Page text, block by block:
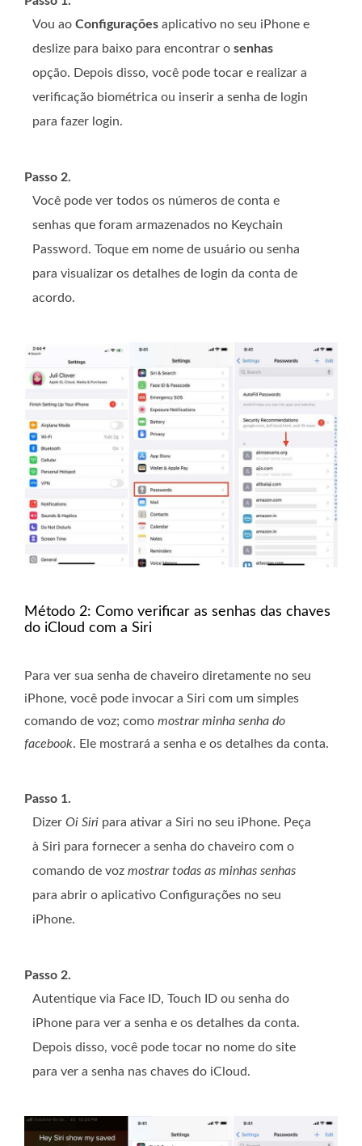
Vou ao Configurações aplicativo no seu iPhone e
deslize para baixo para encontrar o senhas
opção. Depois disso, você pode tocar e realizar a
verificação biométrica ou inserir a senha de login
para fazer login.
Passo 2.
Você pode ver todos os números de conta e
senhas que foram armazenados no Keychain
Password. Toque em nome de usuário ou senha
para visualizar os detalhes de login da conta de
acordo.
Método 2: Como verificar as senhas das chaves
do iCloud com a Siri
Para ver sua senha de chaveiro diretamente no seu
iPhone, você pode invocar a Siri com um simples
comando de voz; como mostrar minha senha do
facebook. Ele mostrará a senha e os detalhes da conta.
Passo 1.
Dizer Oi Siri para ativar a Siri no seu iPhone. Peça
à Siri para fornecer a senha do chaveiro com o
comando de voz mostrar todas as minhas senhas
para abrir o aplicativo Configurações no seu
iPhone.
Passo 2.
Autentique via Face ID, Touch ID ou senha do
iPhone para ver a senha e os detalhes da conta.
Depois disso, você pode tocar no nome do site
para ver a senha nas chaves do iCloud.